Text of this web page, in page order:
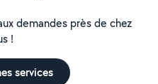
demandes près de chez
!
services